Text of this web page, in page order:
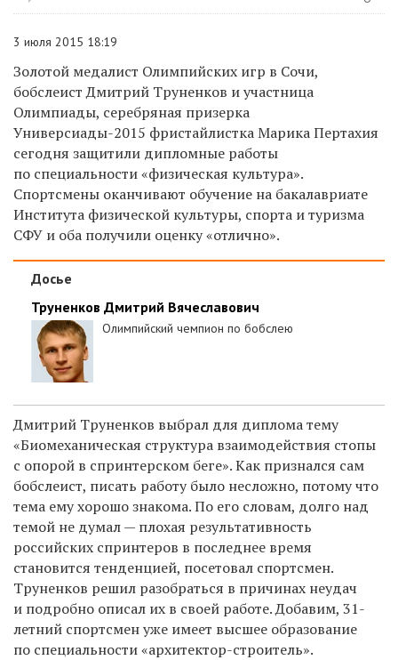
3 июля 2015 18:19
Золотой медалист Олимпийских игр в Сочи,
бобслеист Дмитрий Труненков и участница
Олимпиады, серебряная призерка
Универсиады-2015 фристайлистка Марика Пертахия
сегодня защитили дипломные работы
по специальности «физическая культура».
Спортсмены оканчивают обучение на бакалавриате
Института физической культуры, спорта и туризма
СФУ и оба получили оценку «отлично».
Досье
Труненков Дмитрий Вячеславович
Олимпийский чемпион по бобслею
Дмитрий Труненков выбрал для диплома тему
«Биомеханическая структура взаимодействия стопы
с опорой в спринтерском беге». Как признался сам
бобслеист, писать работу было несложно, потому что
тема ему хорошо знакома. По его словам, долго над
темой не думал — плохая результативность
российских спринтеров в последнее время
становится тенденцией, посетовал спортсмен.
Труненков решил разобраться в причинах неудач
и подробно описал их в своей работе. Добавим, 31-
летний спортсмен уже имеет высшее образование
по специальности «архитектор-строитель».